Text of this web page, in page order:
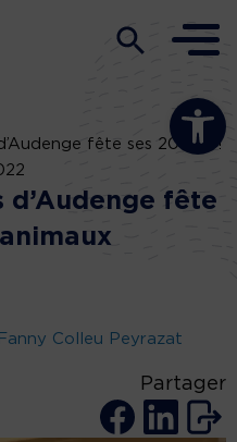
Ouvrir la
fête ses 20 ans !
d’Audenge fête
Fanny Colleu Peyrazat
Partager